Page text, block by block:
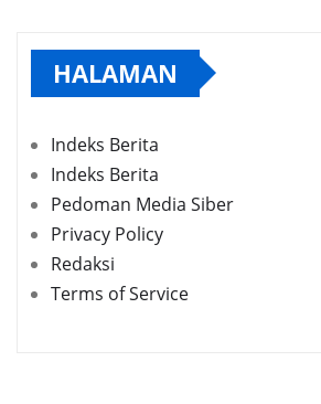
HALAMAN
Indeks Berita
Indeks Berita
Pedoman Media Siber
Privacy Policy
Redaksi
Terms of Service